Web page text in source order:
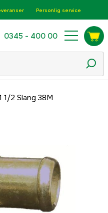
Personlig service
0345 - 400 00
1/2 Slang 38M